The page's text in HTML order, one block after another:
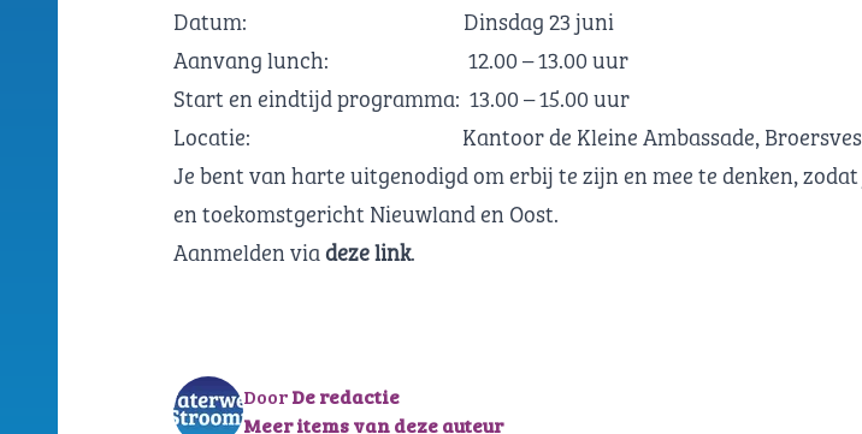
Datum: Dinsdag 23 juni
Aanvang lunch: 12.00 – 13.00 uur
Start en eindtijd programma: 13.00 – 15.00 uur
Locatie: Kantoor de Kleine Ambassade,
Je bent van harte uitgenodigd om erbij te zijn en mee te denken,
en toekomstgericht Nieuwland en Oost.
Aanmelden viadeze link.
DoorDe redactie
Meer items van deze auteur